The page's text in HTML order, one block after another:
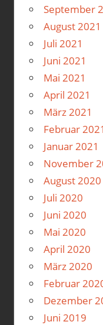
September
August 2021
Juli 2021
Juni 2021
Mai 2021
April 2021
März 2021
Februar 2021
Januar 2021
November
August 2020
Juli 2020
Juni 2020
Mai 2020
April 2020
März 2020
Februar
Dezember
Juni 2019